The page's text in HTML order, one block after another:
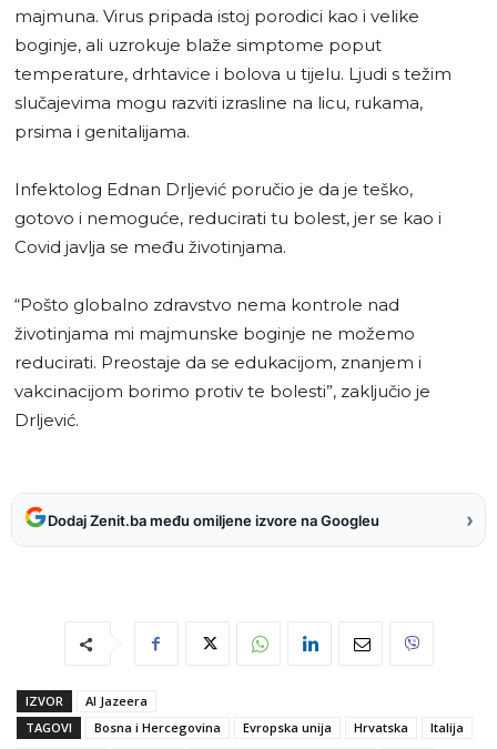
majmuna. Virus pripada istoj porodici kao i velike
boginje, ali uzrokuje blaže simptome poput
temperature, drhtavice i bolova u tijelu. Ljudi s težim
slučajevima mogu razviti izrasline na licu, rukama,
prsima i genitalijama.
Infektolog Ednan Drljević poručio je da je teško,
gotovo i nemoguće, reducirati tu bolest, jer se kao i
Covid javlja se među životinjama.
“Pošto globalno zdravstvo nema kontrole nad
životinjama mi majmunske boginje ne možemo
reducirati. Preostaje da se edukacijom, znanjem i
vakcinacijom borimo protiv te bolesti”, zaključio je
Drljević.
Dodaj Zenit.ba među omiljene izvore na Googleu ›
IZVOR
Al Jazeera
TAGOVI
Bosna i Hercegovina Evropska unija Hrvatska
Italija